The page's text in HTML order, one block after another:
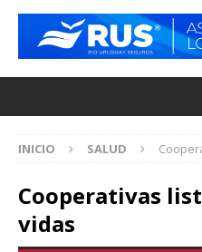
INICIO SALUD
Cooperativas
vidas